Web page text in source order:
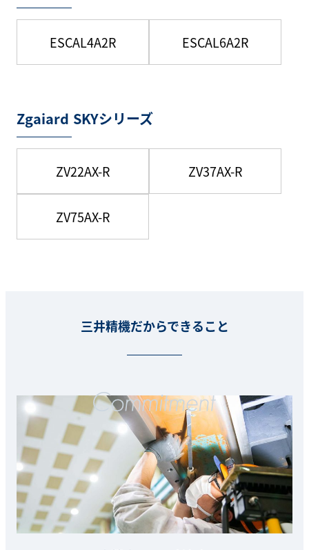
ESCAL4A2R ESCAL6A2R
Zgaiard SKYシリーズ
ZV22AX-R ZV37AX-R
ZV75AX-R
三井精機だからできること